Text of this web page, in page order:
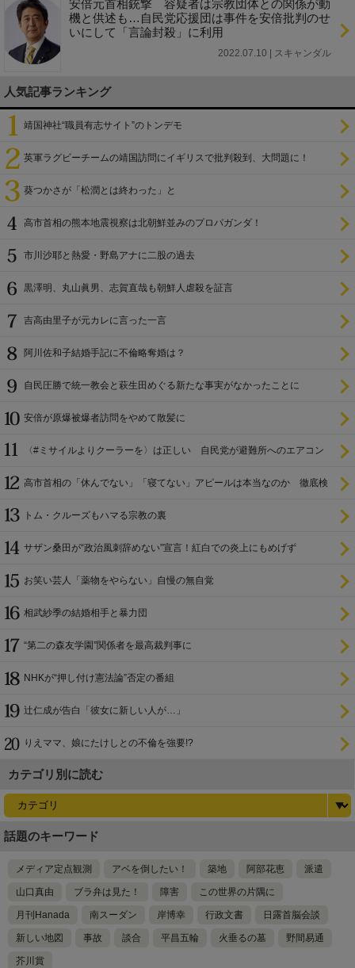
安倍元首相銃撃 容疑者は宗教団体との関係が動
機と供述も…自民党応援団は事件を安倍批判のせ
いにして「言論封殺」に利用
2022.07.10 | スキャンダル
人気記事ランキング
靖国神社“職員有志サイト”のトンデモ
英軍ラグビーチームの靖国訪問にイギリスで批判殺到、大問題に！
葵つかさが「松潤とは終わった」と
高市首相の熊本地震視察は北朝鮮並みのプロパガンダ！
市川沙耶と熱愛・野島アナに二股の過去
黒澤明、丸山眞男、志賀直哉も朝鮮人虐殺を証言
吉高由里子が元カレに言った一言
阿川佐和子結婚手記に不倫略奪婚は？
自民圧勝で統一教会と萩生田めぐる新たな事実がなかったことに
安倍が原爆被爆者訪問をやめて散髪に
〈#ミサイルよりクーラーを〉は正しい 自民党が避難所へのエアコン
高市首相の「休んでない」「寝てない」アピールは本当なのか 徹底検
トム・クルーズもハマる宗教の裏
サザン桑田が“政治風刺辞めない”宣言！紅白での炎上にもめげず
お笑い芸人「薬物をやらない」自慢の無自覚
相武紗季の結婚相手と暴力団
“第二の森友学園”関係者を最高裁判事に
NHKが“押し付け憲法論”否定の番組
辻仁成が告白「彼女に新しい人が…」
りえママ、娘にたけしとの不倫を強要!?
カテゴリ別に読む
話題のキーワード
メディア定点観測 アベを倒したい！ 築地 阿部花恵 派遣
山口真由 ブラ弁は見た！ 障害 この世界の片隅に
月刊Hanada 南スーダン 岸博幸 行政文書 日露首脳会談
新しい地図 事故 談合 平昌五輪 火垂るの墓 野間易通
芥川賞